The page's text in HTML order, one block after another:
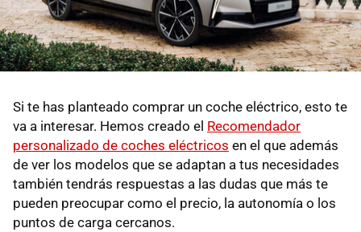
Si te has planteado comprar un coche eléctrico, esto te
va a interesar. Hemos creado el Recomendador
personalizado de coches eléctricos en el que además
de ver los modelos que se adaptan a tus necesidades
también tendrás respuestas a las dudas que más te
pueden preocupar como el precio, la autonomía o los
puntos de carga cercanos.